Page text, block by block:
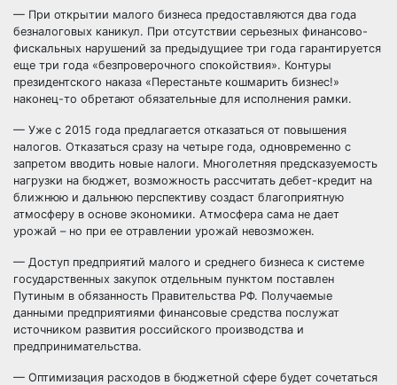
— При открытии малого бизнеса предоставляются два года
безналоговых каникул. При отсутствии серьезных финансово-
фискальных нарушений за предыдущиее три года гарантируется
еще три года «безпроверочного спокойствия». Контуры
президентского наказа «Перестаньте кошмарить бизнес!»
наконец-то обретают обязательные для исполнения рамки.
— Уже с 2015 года предлагается отказаться от повышения
налогов. Отказаться сразу на четыре года, одновременно с
запретом вводить новые налоги. Многолетняя предсказуемость
нагрузки на бюджет, возможность рассчитать дебет-кредит на
ближнюю и дальнюю перспективу создаст благоприятную
атмосферу в основе экономики. Атмосфера сама не дает
урожай – но при ее отравлении урожай невозможен.
— Доступ предприятий малого и среднего бизнеса к системе
государственных закупок отдельным пунктом поставлен
Путиным в обязанность Правительства РФ. Получаемые
данными предприятиями финансовые средства послужат
источником развития российского производства и
предпринимательства.
— Оптимизация расходов в бюджетной сфере будет сочетаться